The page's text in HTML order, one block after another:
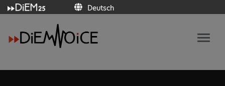
Deutsch
Français
Deutsch